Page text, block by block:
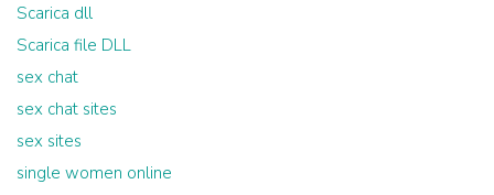
Scarica dll
Scarica file DLL
sex chat
sex chat sites
sex sites
single women online